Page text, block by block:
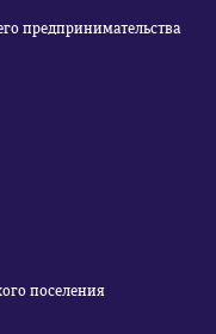
предпринимательства
поселения